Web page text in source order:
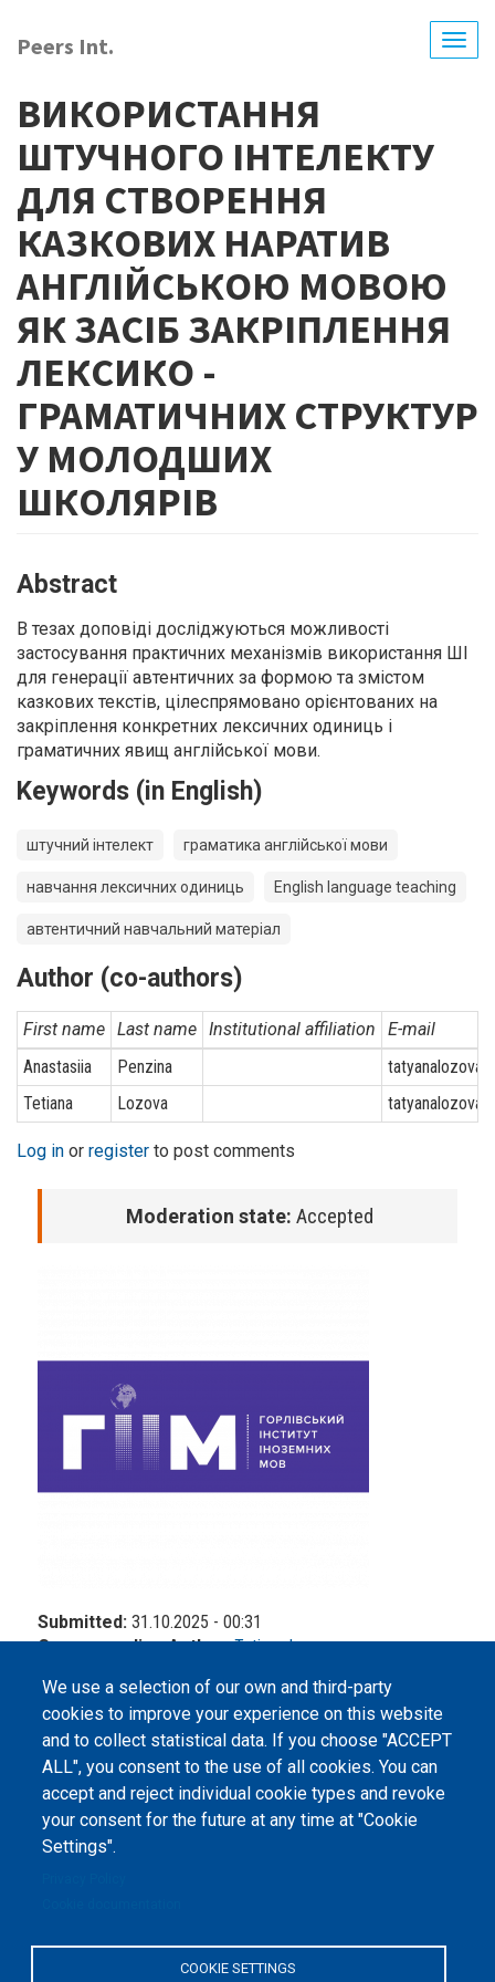
main
Peers Int.
ВИКОРИСТАННЯ
ШТУЧНОГО ІНТЕЛЕКТУ
ДЛЯ СТВОРЕННЯ
КАЗКОВИХ НАРАТИВ
АНГЛІЙСЬКОЮ МОВОЮ
ЯК ЗАСІБ ЗАКРІПЛЕННЯ
ЛЕКСИКО -
ГРАМАТИЧНИХ СТРУКТУР
У МОЛОДШИХ
ШКОЛЯРІВ
Abstract
В тезах доповіді досліджуються можливості
застосування практичних механізмів використання ШІ
для генерації автентичних за формою та змістом
казкових текстів, цілеспрямовано орієнтованих на
закріплення конкретних лексичних одиниць і
граматичних явищ англійської мови.
Keywords (in English)
штучний інтелект граматика англійської мови
навчання лексичних одиниць English language teaching
автентичний навчальний матеріал
Author (co-authors)
First name Last name Institutional affiliation
E-mail
Anastasiia
Penzina
Tetiana
Lozova
Log in or register to post comments
Moderation state: Accepted
Submitted: 31.10.2025 - 00:31
Corresponding Author:Tetiana Lozova
We use a selection of our own and third-party
cookies to improve your experience on this website
and to collect statistical data. If you choose "ACCEPT
ALL", you consent to the use of all cookies. You can
accept and reject individual cookie types and revoke
your consent for the future at any time at "Cookie
Settings".
COOKIE SETTINGS
Peers International, the open peer review platfrom,
2023-2026. |Cookie Settings.
The website content is published under
"Peers International" was